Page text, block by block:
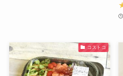
コストコ